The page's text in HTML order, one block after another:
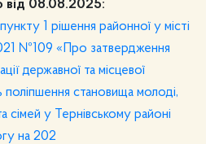
08.08.2025:
1 рішення районної у місті
№109 «Про затвердження
державної та місцевої
поліпшення становища молоді,
сімей у Тернівському районі
на 202